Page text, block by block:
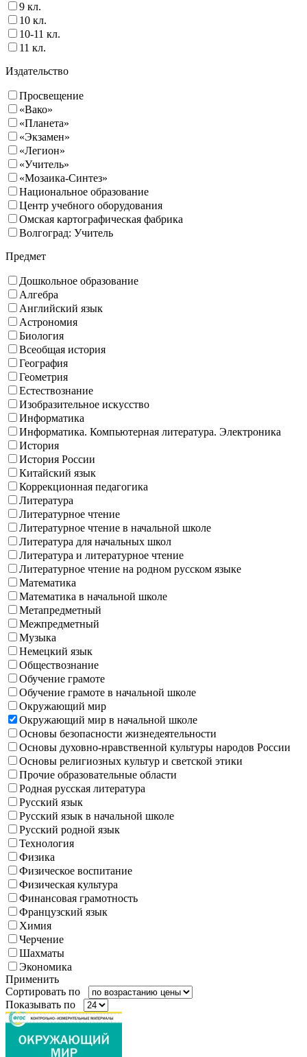
9 кл.
10 кл.
10-11 кл.
11 кл.
Издательство
Просвещение
«Вако»
«Планета»
«Экзамен»
«Легион»
«Учитель»
«Мозаика-Синтез»
Национальное образование
Центр учебного оборудования
Омская картографическая фабрика
Волгоград: Учитель
Предмет
Дошкольное образование
Алгебра
Английский язык
Астрономия
Биология
Всеобщая история
География
Геометрия
Естествознание
Изобразительное искусство
Информатика
Информатика. Компьютерная литература. Электроника
История
История России
Китайский язык
Коррекционная педагогика
Литература
Литературное чтение
Литературное чтение в начальной школе
Литература для начальных школ
Литература и литературное чтение
Литературное чтение на родном русском языке
Математика
Математика в начальной школе
Метапредметный
Межпредметный
Музыка
Немецкий язык
Обществознание
Обучение грамоте
Обучение грамоте в начальной школе
Окружающий мир
Окружающий мир в начальной школе
Основы безопасности жизнедеятельности
Основы духовно-нравственной культуры народов России
Основы религиозных культур и светской этики
Прочие образовательные области
Родная русская литература
Русский язык
Русский язык в начальной школе
Русский родной язык
Технология
Физика
Физическое воспитание
Физическая культура
Финансовая грамотность
Французский язык
Химия
Черчение
Шахматы
Экономика
Применить
Сортировать по
Показывать по